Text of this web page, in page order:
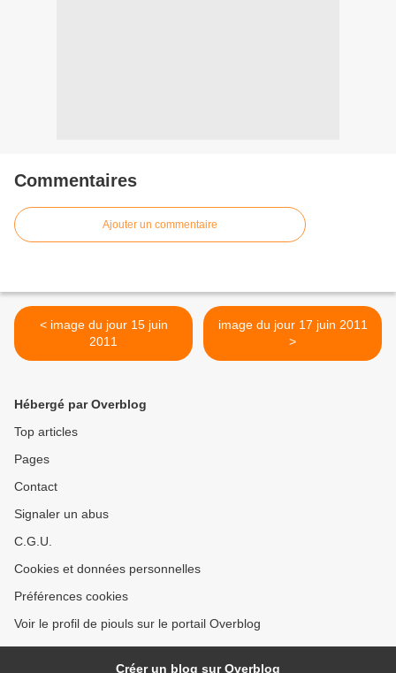
Commentaires
Ajouter un commentaire
< image du jour 15 juin
2011
image du jour 17 juin 2011
>
Hébergé par Overblog
Top articles
Pages
Contact
Signaler un abus
C.G.U.
Cookies et données personnelles
Préférences cookies
Voir le profil de piouls sur le portail Overblog
Créer un blog sur Overblog